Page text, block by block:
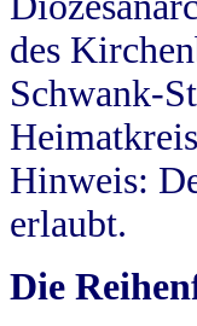
des
Schwank-
Hinweis:
erlaubt.
Die